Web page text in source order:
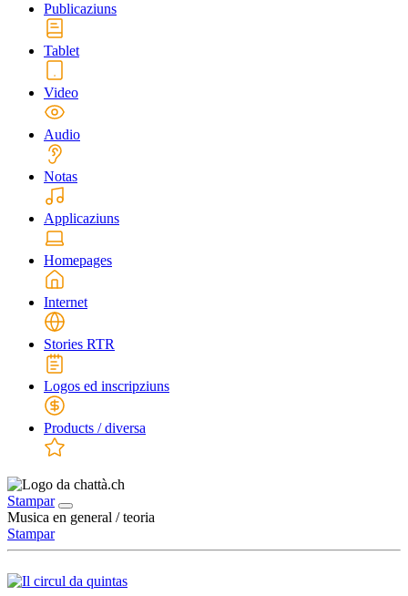
Publicaziuns
Tablet
Video
Audio
Notas
Applicaziuns
Homepages
Internet
Stories RTR
Logos ed inscripziuns
Products / diversa
Stampar
Musica en general / teoria
Stampar